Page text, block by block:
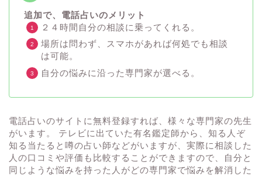
追加で、電話占いのメリット
２４時間自分の相談に乗ってくれる。
場所は問わず、スマホがあれば何処でも相談
は可能。
自分の悩みに沿った専門家が選べる。
電話占いのサイトに無料登録すれば、様々な専門家の先生
がいます。 テレビに出ていた有名鑑定師から、知る人ぞ
知る当たると噂の占い師などがいますが、実際に相談した
人の口コミや評価も比較することができますので、自分と
同じような悩みを持った人がどの専門家で悩みを解消した